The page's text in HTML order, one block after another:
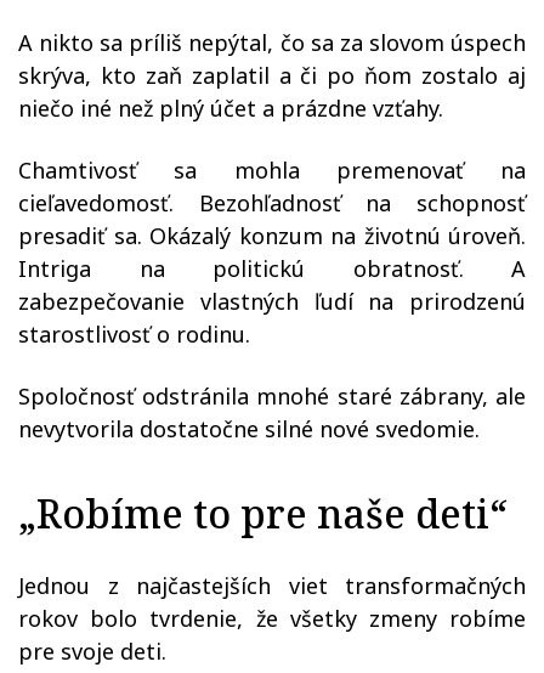
A nikto sa príliš nepýtal, čo sa za slovom úspech
skrýva, kto zaň zaplatil a či po ňom zostalo aj
niečo iné než plný účet a prázdne vzťahy.
Chamtivosť sa mohla premenovať na
cieľavedomosť. Bezohľadnosť na schopnosť
presadiť sa. Okázalý konzum na životnú úroveň.
Intriga na politickú obratnosť. A
zabezpečovanie vlastných ľudí na prirodzenú
starostlivosť o rodinu.
Spoločnosť odstránila mnohé staré zábrany, ale
nevytvorila dostatočne silné nové svedomie.
„Robíme to pre naše deti“
Jednou z najčastejších viet transformačných
rokov bolo tvrdenie, že všetky zmeny robíme
pre svoje deti.